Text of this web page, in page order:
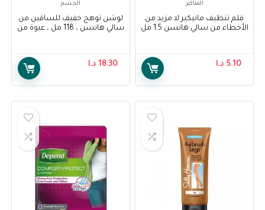
المناكير
قلم تنظيف مانيكير لا مزيد من
الأخطاء من سالي هانسن 1.5 مل
5.10 د.ا
الجسم
لوشن توهج خفيف للساقين من
سالي هانسن ، 118 مل ، عبوة من
18.30 د.ا